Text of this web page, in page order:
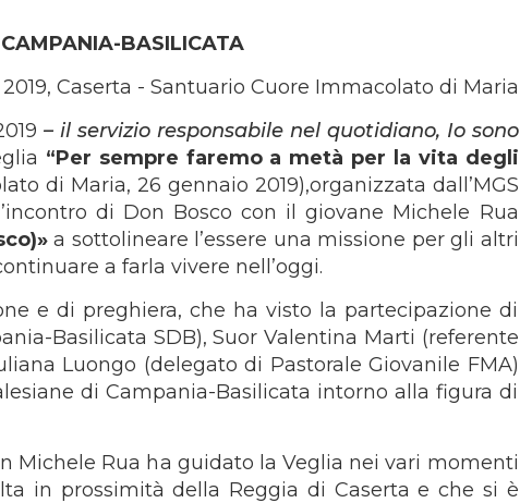
BASILICATA
Caserta - Santuario Cuore Immacolato di Maria
– il servizio responsabile nel quotidiano, Io sono
“Per sempre faremo a metà per la vita degli
di Maria, 26 gennaio 2019),organizzata dall’MGS
di Don Bosco con il giovane Michele Rua
a sottolineare l’essere una missione per gli altri
a farla vivere nell’oggi.
e di preghiera, che ha visto la partecipazione di
Basilicata SDB), Suor Valentina Marti (referente
Luongo (delegato di Pastorale Giovanile FMA)
di Campania-Basilicata intorno alla figura di
Michele Rua ha guidato la Veglia nei vari momenti
in prossimità della Reggia di Caserta e che si è